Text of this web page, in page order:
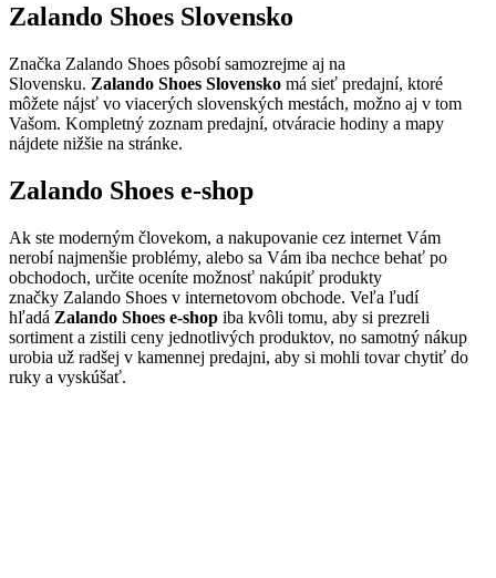
Zalando Shoes Slovensko
Značka Zalando Shoes pôsobí samozrejme aj na
Slovensku. Zalando Shoes Slovensko má sieť predajní, ktoré
môžete nájsť vo viacerých slovenských mestách, možno aj v tom
Vašom. Kompletný zoznam predajní, otváracie hodiny a mapy
nájdete nižšie na stránke.
Zalando Shoes e-shop
Ak ste moderným človekom, a nakupovanie cez internet Vám
nerobí najmenšie problémy, alebo sa Vám iba nechce behať po
obchodoch, určite oceníte možnosť nakúpiť produkty
značky Zalando Shoes v internetovom obchode. Veľa ľudí
hľadá Zalando Shoes e-shop iba kvôli tomu, aby si prezreli
sortiment a zistili ceny jednotlivých produktov, no samotný nákup
urobia už radšej v kamennej predajni, aby si mohli tovar chytiť do
ruky a vyskúšať.